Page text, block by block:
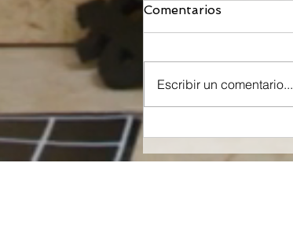
Orexina, recibe la
Comentarios
Escribir un comentario...